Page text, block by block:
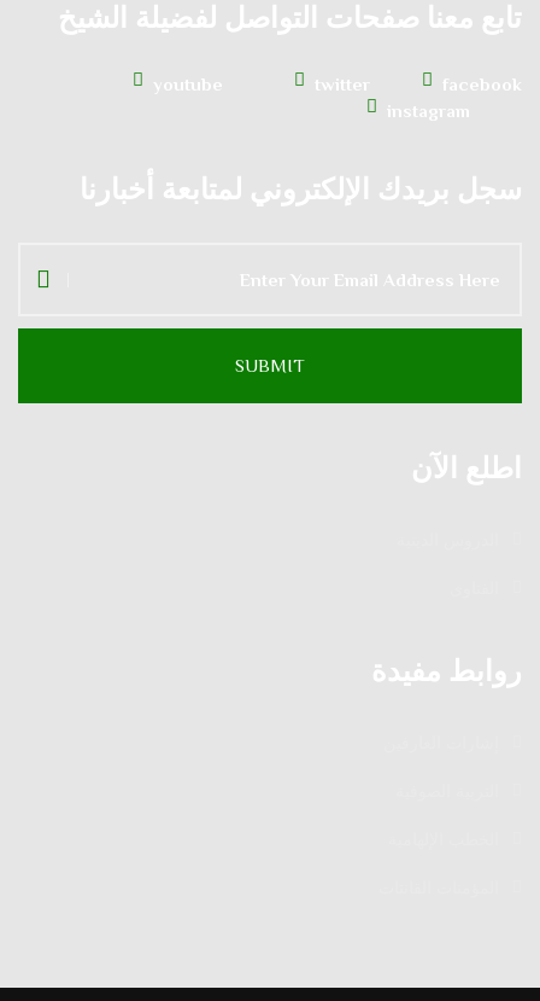
تابع معنا صفحات التواصل لفضيلة الشيخ
facebook
twitter
youtube
instagram
سجل بريدك الإلكتروني لمتابعة أخبارنا
اطلع الآن
روابط مفيدة